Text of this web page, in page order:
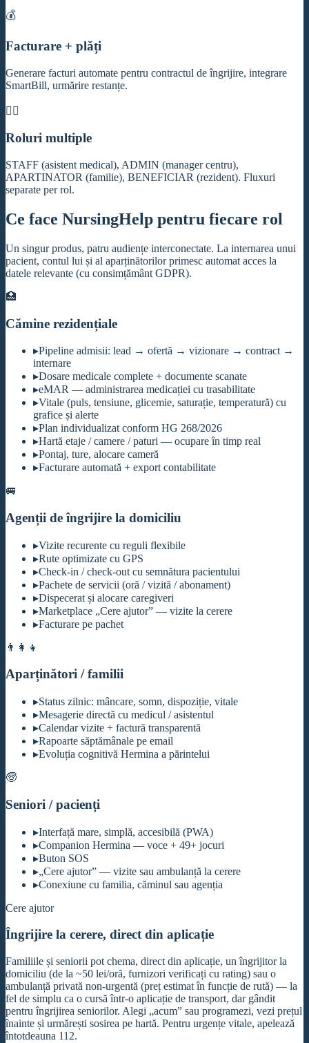
💰
Facturare + plăți
Generare facturi automate pentru contractul de îngrijire, integrare
SmartBill, urmărire restanțe.
👨‍⚕️
Roluri multiple
STAFF (asistent medical), ADMIN (manager centru),
APARTINATOR (familie), BENEFICIAR (rezident). Fluxuri
separate per rol.
Ce face NursingHelp pentru fiecare rol
Un singur produs, patru audiențe interconectate. La internarea unui
pacient, contul lui și al aparținătorilor primesc automat acces la
datele relevante (cu consimțământ GDPR).
🏥
Cămine rezidențiale
▸Pipeline admisii: lead → ofertă → vizionare → contract →
internare
▸Dosare medicale complete + documente scanate
▸eMAR — administrarea medicației cu trasabilitate
▸Vitale (puls, tensiune, glicemie, saturație, temperatură) cu
grafice și alerte
▸Plan individualizat conform HG 268/2026
▸Hartă etaje / camere / paturi — ocupare în timp real
▸Pontaj, ture, alocare cameră
▸Facturare automată + export contabilitate
🚐
Agenții de îngrijire la domiciliu
▸Vizite recurente cu reguli flexibile
▸Rute optimizate cu GPS
▸Check-in / check-out cu semnătura pacientului
▸Pachete de servicii (oră / vizită / abonament)
▸Dispecerat și alocare caregiveri
▸Marketplace „Cere ajutor” — vizite la cerere
▸Facturare pe pachet
👨‍👩‍👧
Aparținători / familii
▸Status zilnic: mâncare, somn, dispoziție, vitale
▸Mesagerie directă cu medicul / asistentul
▸Calendar vizite + factură transparentă
▸Rapoarte săptămânale pe email
▸Evoluția cognitivă Hermina a părintelui
🧓
Seniori / pacienți
▸Interfață mare, simplă, accesibilă (PWA)
▸Companion Hermina — voce + 49+ jocuri
▸Buton SOS
▸„Cere ajutor” — vizite sau ambulanță la cerere
▸Conexiune cu familia, căminul sau agenția
Cere ajutor
Îngrijire la cerere, direct din aplicație
Familiile și seniorii pot chema, direct din aplicație, un îngrijitor la
domiciliu (de la ~50 lei/oră, furnizori verificați cu rating) sau o
ambulanță privată non-urgentă (preț estimat în funcție de rută) — la
fel de simplu ca o cursă într-o aplicație de transport, dar gândit
pentru îngrijirea seniorilor. Alegi „acum” sau programezi, vezi prețul
înainte și urmărești sosirea pe hartă. Pentru urgențe vitale, apelează
întotdeauna 112.